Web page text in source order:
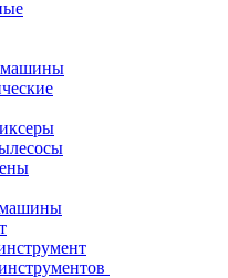
машины